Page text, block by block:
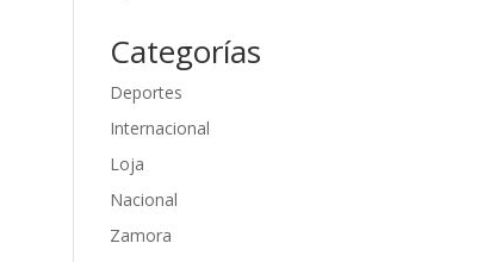
Categorías
Deportes
Internacional
Loja
Nacional
Zamora